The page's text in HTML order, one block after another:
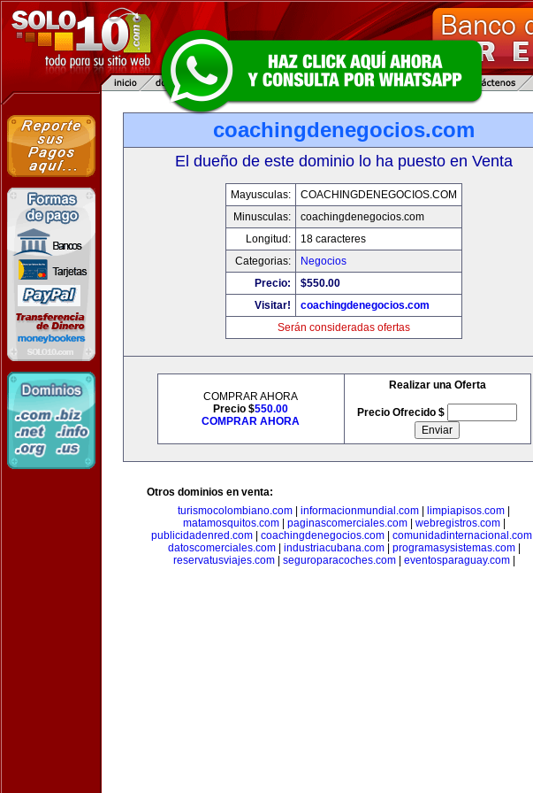
coachingdenegocios.com
El dueño de este dominio lo ha puesto en Venta
Mayusculas:
COACHINGDENEGOCIOS.COM
Minusculas:
coachingdenegocios.com
Longitud:
18 caracteres
Categorias:
Negocios
Precio:
$550.00
Visitar!
coachingdenegocios.com
Serán consideradas ofertas
COMPRAR AHORA
Precio $550.00
COMPRAR AHORA
Realizar una Oferta
Precio Ofrecido $
Otros dominios en venta:
turismocolombiano.com
informacionmundial.com limpiapisos.com
matamosquitos.com| paginascomerciales.com| webregistros.com|
publicidadenred.com| coachingdenegocios.com| comunidadinternacional.com|
datoscomerciales.com| industriacubana.com| programasysistemas.com|
reservatusviajes.com| seguroparacoches.com| eventosparaguay.com|